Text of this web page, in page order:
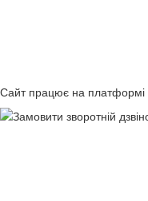
Сайт працює на платформі